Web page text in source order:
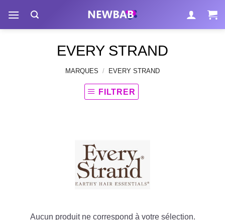
contenu
EVERY STRAND
MARQUES / EVERY STRAND
FILTRER
Aucun produit ne correspond à votre sélection.